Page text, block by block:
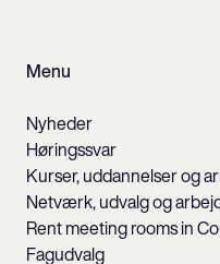
Menu
Nyheder
Høringssvar
Kurser, uddannelser og
Netværk, udvalg og
Rent meeting rooms in
Fagudvalg